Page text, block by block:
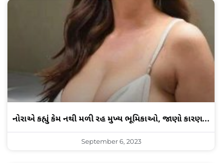
નોરાએ કહ્યું કેમ નથી મળી રહી મુખ્ય ભૂમિકાઓ, જાણો કારણ…
September 6, 2023